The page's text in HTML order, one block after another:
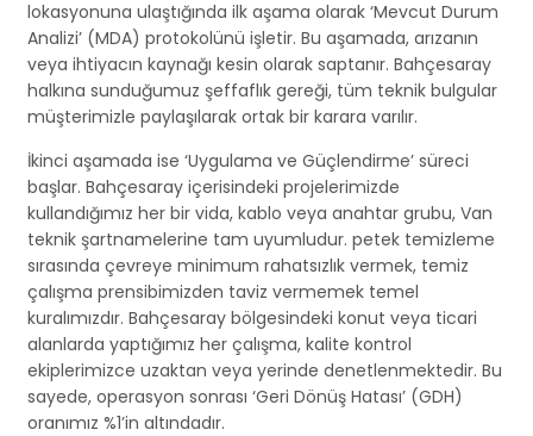
lokasyonuna ulaştığında ilk aşama olarak ‘Mevcut Durum
Analizi’ (MDA) protokolünü işletir. Bu aşamada, arızanın
veya ihtiyacın kaynağı kesin olarak saptanır. Bahçesaray
halkına sunduğumuz şeffaflık gereği, tüm teknik bulgular
müşterimizle paylaşılarak ortak bir karara varılır.
İkinci aşamada ise ‘Uygulama ve Güçlendirme’ süreci
başlar. Bahçesaray içerisindeki projelerimizde
kullandığımız her bir vida, kablo veya anahtar grubu, Van
teknik şartnamelerine tam uyumludur. petek temizleme
sırasında çevreye minimum rahatsızlık vermek, temiz
çalışma prensibimizden taviz vermemek temel
kuralımızdır. Bahçesaray bölgesindeki konut veya ticari
alanlarda yaptığımız her çalışma, kalite kontrol
ekiplerimizce uzaktan veya yerinde denetlenmektedir. Bu
sayede, operasyon sonrası ‘Geri Dönüş Hatası’ (GDH)
oranımız %1’in altındadır.